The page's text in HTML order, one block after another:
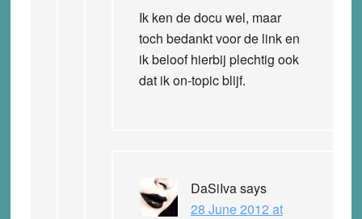
Ik ken de docu wel, maar
toch bedankt voor de link en
ik beloof hierbij plechtig ook
dat ik on-topic blijf.
DaSiIvasays
28 June 2012 at